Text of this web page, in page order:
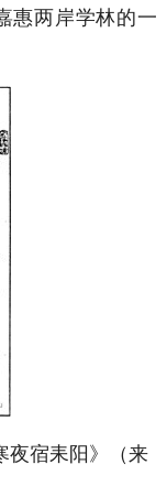
惠两岸学林的一
夜宿耒阳》（来